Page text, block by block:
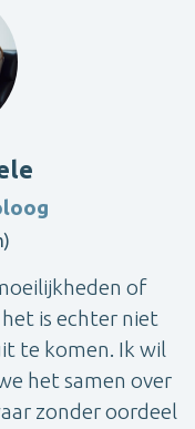
of
is echter niet
te komen. Ik wil
het samen over
zonder oordeel